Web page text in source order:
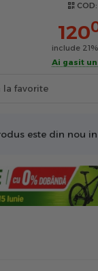
COD:
120
include
Ai gasit
favorite
este din nou in